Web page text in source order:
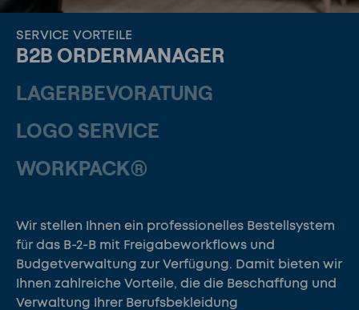
SERVICE VORTEILE
B2B ORDERMANAGER
LAGERBEVORATUNG
LOGO SERVICE
WORKPACK®
Wir stellen Ihnen ein professionelles Bestellsystem
für das B-2-B mit Freigabeworkflows und
Budgetverwaltung zur Verfügung. Damit bieten wir
Ihnen zahlreiche Vorteile, die die Beschaffung und
Verwaltung Ihrer Berufsbekleidung